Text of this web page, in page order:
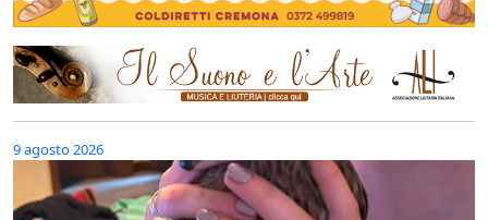
9 agosto 2026